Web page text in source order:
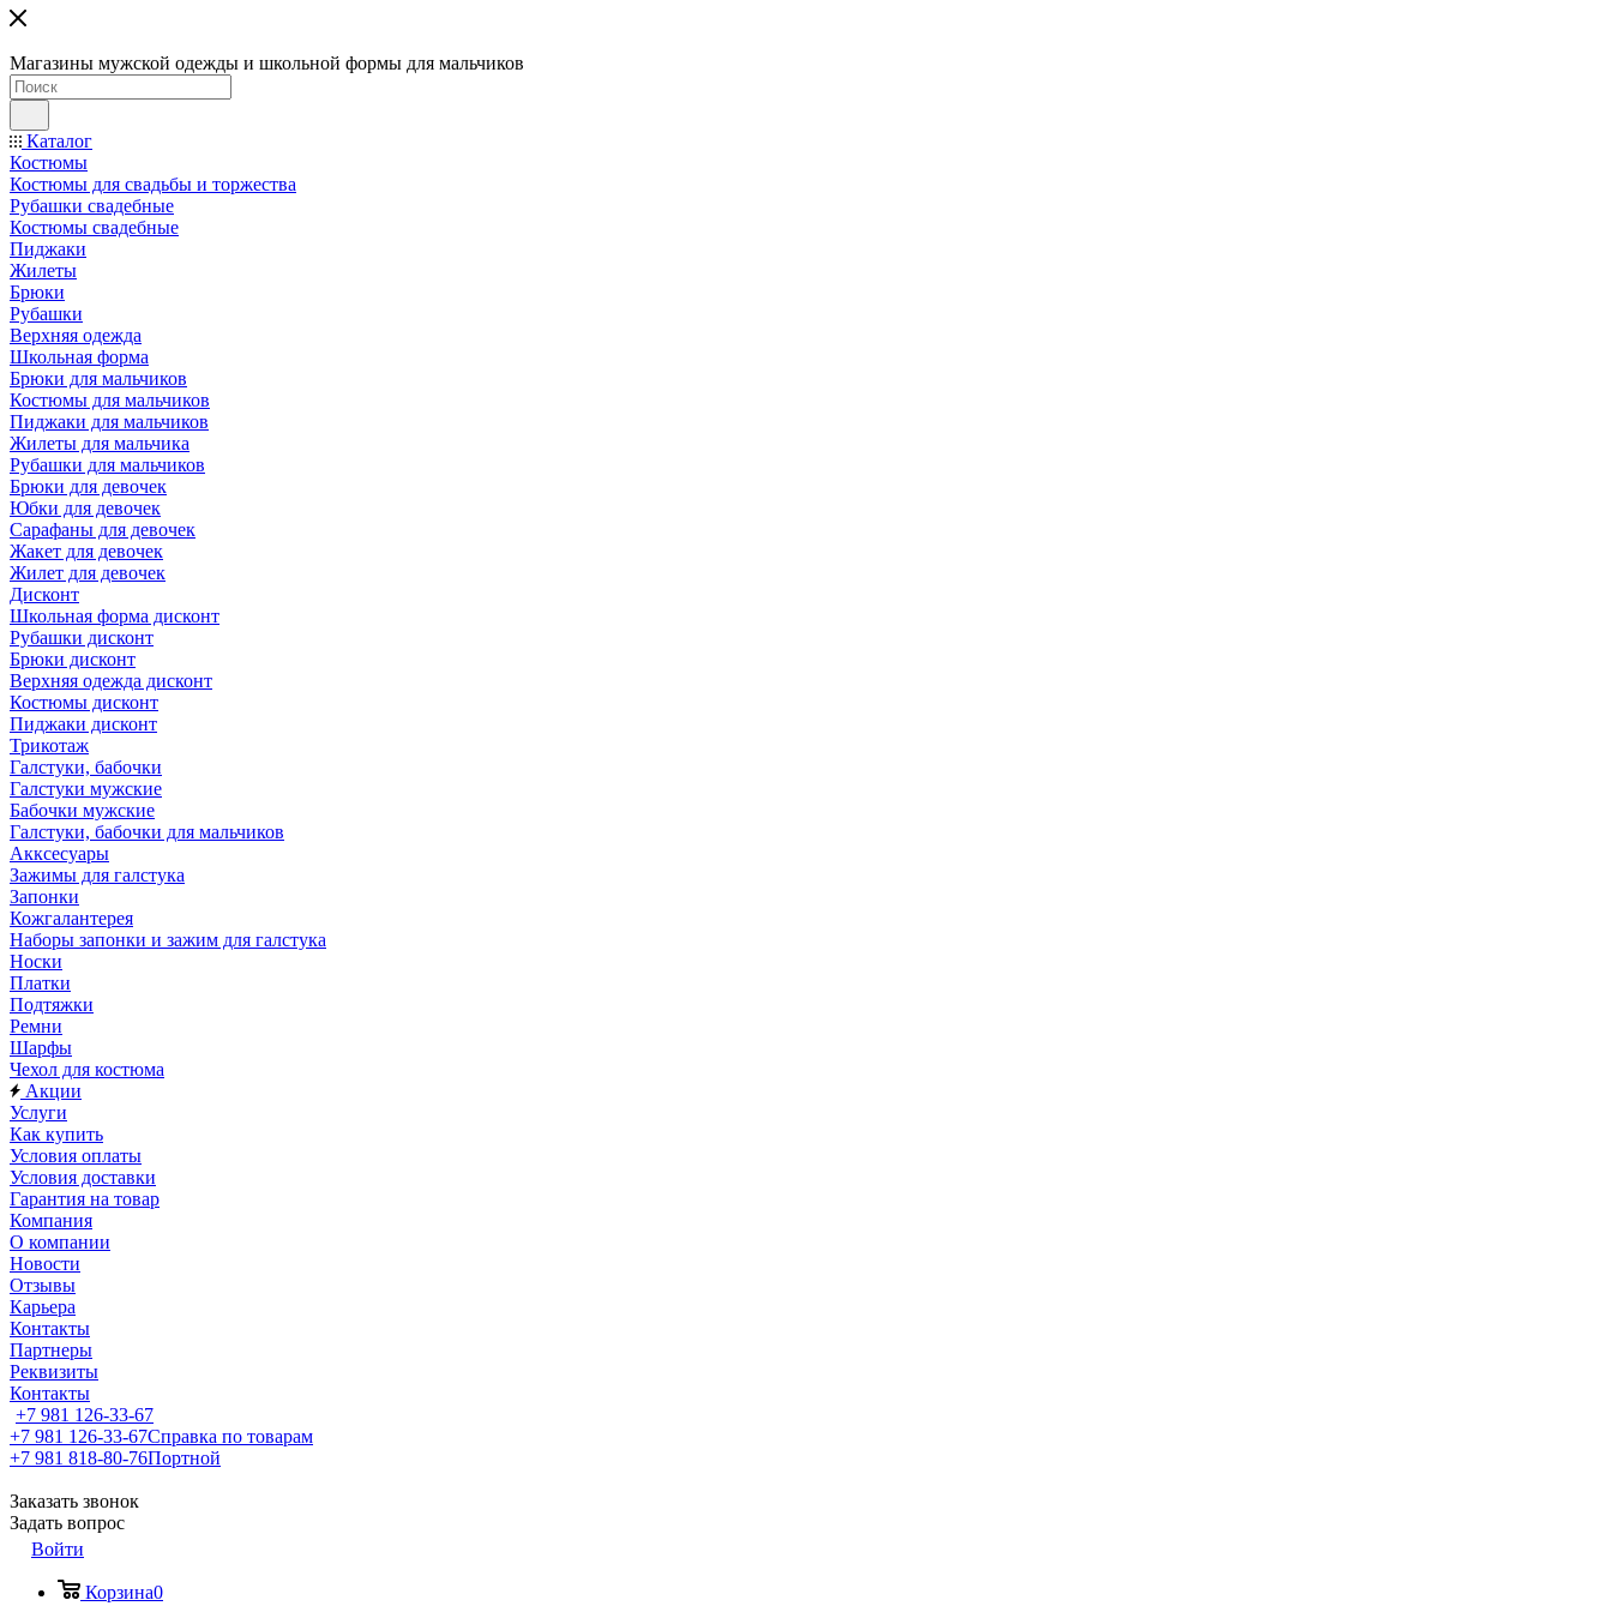
Магазины мужской одежды и школьной формы для мальчиков
Каталог
Костюмы
Костюмы для свадьбы и торжества
Рубашки свадебные
Костюмы свадебные
Пиджаки
Жилеты
Брюки
Рубашки
Верхняя одежда
Школьная форма
Брюки для мальчиков
Костюмы для мальчиков
Пиджаки для мальчиков
Жилеты для мальчика
Рубашки для мальчиков
Брюки для девочек
Юбки для девочек
Сарафаны для девочек
Жакет для девочек
Жилет для девочек
Дисконт
Школьная форма дисконт
Рубашки дисконт
Брюки дисконт
Верхняя одежда дисконт
Костюмы дисконт
Пиджаки дисконт
Трикотаж
Галстуки, бабочки
Галстуки мужские
Бабочки мужские
Галстуки, бабочки для мальчиков
Акксесуары
Зажимы для галстука
Запонки
Кожгалантерея
Наборы запонки и зажим для галстука
Носки
Платки
Подтяжки
Ремни
Шарфы
Чехол для костюма
Акции
Услуги
Как купить
Условия оплаты
Условия доставки
Гарантия на товар
Компания
О компании
Новости
Отзывы
Карьера
Контакты
Партнеры
Реквизиты
Контакты
+7 981 126-33-67
+7 981 126-33-67Справка по товарам
+7 981 818-80-76Портной
Заказать звонок
Задать вопрос
Войти
Корзина0